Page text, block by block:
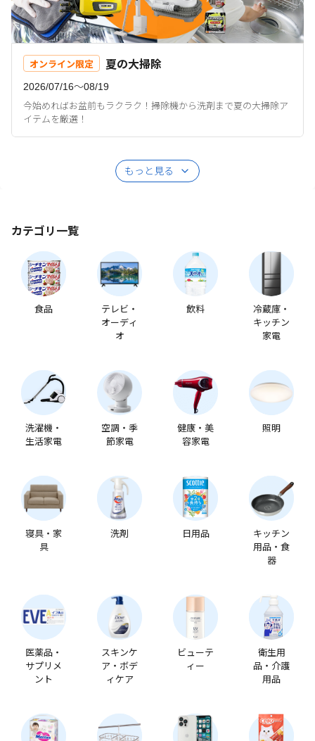
オンライン限定 夏の大掃除
2026/07/16〜08/19
今始めればお盆前もラクラク！掃除機から洗剤まで夏の大掃除ア
イテムを厳選！
もっと見る
カテゴリ一覧
食品
テレビ・
オーディ
オ
飲料
冷蔵庫・
キッチン
家電
洗濯機・
生活家電
空調・季
節家電
健康・美
容家電
照明
寝具・家
具
洗剤 日用品
キッチン
用品・食
器
医薬品・
サプリメ
ント
スキンケ
ア・ボデ
ィケア
ビューテ
ィー
衛生用
品・介護
用品